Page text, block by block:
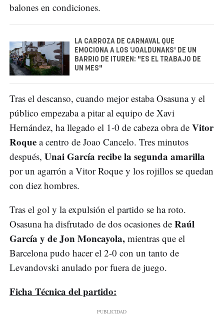
balones en condiciones.
LA CARROZA DE CARNAVAL QUE
EMOCIONA A LOS 'JOALDUNAKS' DE UN
BARRIO DE ITUREN: "ES EL TRABAJO DE
UN MES"
Tras el descanso, cuando mejor estaba Osasuna y el
público empezaba a pitar al equipo de Xavi
Hernández, ha llegado el 1-0 de cabeza obra de Vitor
Roque a centro de Joao Cancelo. Tres minutos
después, Unai García recibe la segunda amarilla
por un agarrón a Vitor Roque y los rojillos se quedan
con diez hombres.
Tras el gol y la expulsión el partido se ha roto.
Osasuna ha disfrutado de dos ocasiones de Raúl
García y de Jon Moncayola, mientras que el
Barcelona pudo hacer el 2-0 con un tanto de
Levandovski anulado por fuera de juego.
Ficha Técnica del partido: